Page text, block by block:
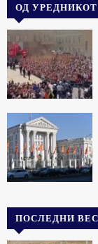
ОД УРЕДНИКОТ
ПОСЛЕДНИ